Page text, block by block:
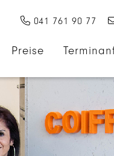
 041 761 90 77
Preise